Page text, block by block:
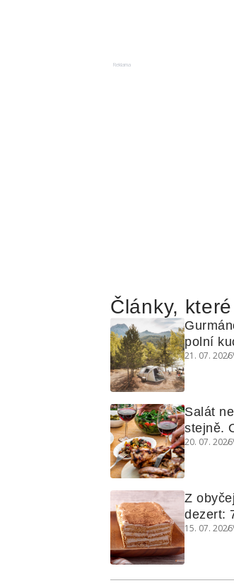
Reklama
Články,
polní
21. 07. 2026
Salát
stejně.
20. 07. 2026
Z
dezert:
koláčů
15. 07. 2026